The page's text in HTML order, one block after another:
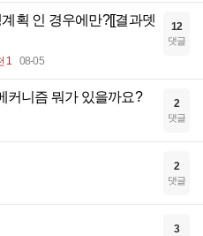
획 인 경우에만?[[결과뎃
1 08-05
12
댓글
커니즘 뭐가 있을까요? 2
댓글
2
댓글
3